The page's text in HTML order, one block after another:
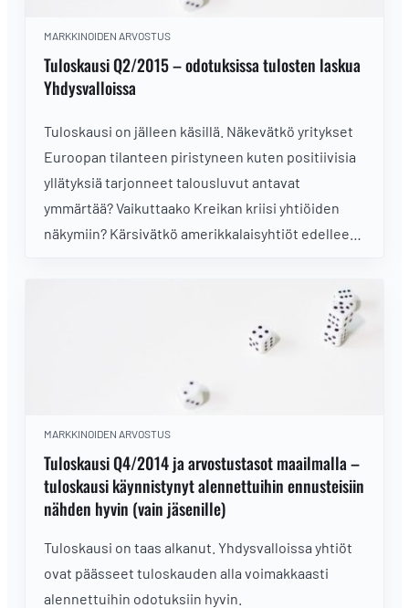
MARKKINOIDEN ARVOSTUS
Tuloskausi Q2/2015 – odotuksissa tulosten laskua
Yhdysvalloissa
Tuloskausi on jälleen käsillä. Näkevätkö yritykset
Euroopan tilanteen piristyneen kuten positiivisia
yllätyksiä tarjonneet talousluvut antavat
ymmärtää? Vaikuttaako Kreikan kriisi yhtiöiden
näkymiin? Kärsivätkö amerikkalaisyhtiöt edelleen
MARKKINOIDEN ARVOSTUS
Tuloskausi Q4/2014 ja arvostustasot maailmalla –
tuloskausi käynnistynyt alennettuihin ennusteisiin
nähden hyvin (vain jäsenille)
Tuloskausi on taas alkanut. Yhdysvalloissa yhtiöt
ovat päässeet tuloskauden alla voimakkaasti
alennettuihin odotuksiin hyvin.